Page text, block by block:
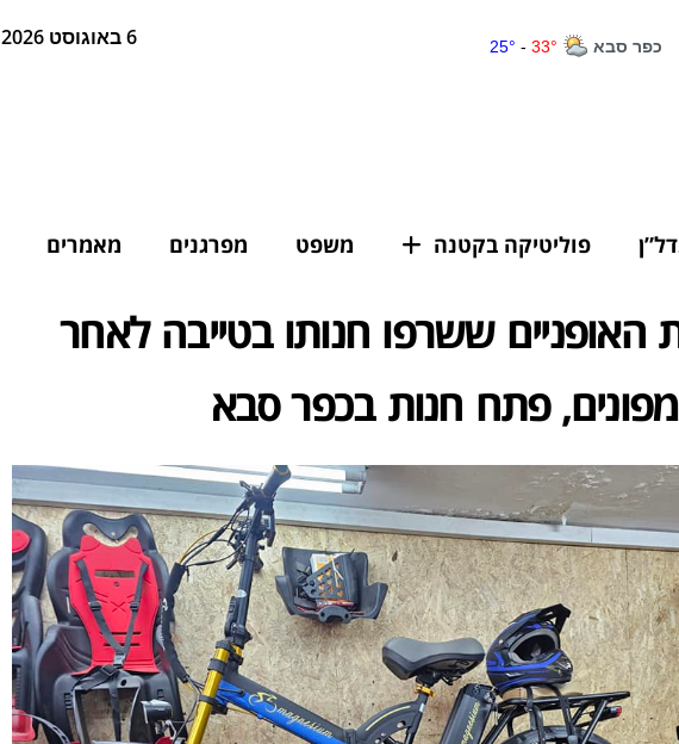
6 באוגוסט 2026 13:37
פוליטיקה בקטנה משפט מפרגנים מאמרים
האופניים ששרפו חנותו בטייבה לאחר
פתח חנות בכפר סבא